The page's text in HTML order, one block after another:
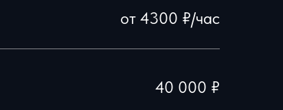
от 4300 ₽/час
40 000 ₽